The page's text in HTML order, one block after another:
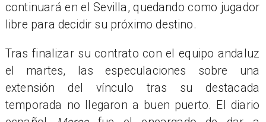
continuará en el Sevilla, quedando como jugador
libre para decidir su próximo destino.
Tras finalizar su contrato con el equipo andaluz
el martes, las especulaciones sobre una
extensión del vínculo tras su destacada
temporada no llegaron a buen puerto. El diario